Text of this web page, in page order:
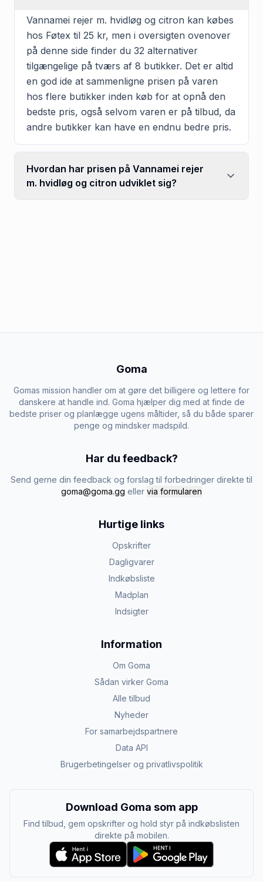
Vannamei rejer m. hvidløg og citron kan købes
hos Føtex til 25 kr, men i oversigten ovenover
på denne side finder du 32 alternativer
tilgængelige på tværs af 8 butikker. Det er altid
en god ide at sammenligne prisen på varen
hos flere butikker inden køb for at opnå den
bedste pris, også selvom varen er på tilbud, da
andre butikker kan have en endnu bedre pris.
Hvordan har prisen på Vannamei rejer
m. hvidløg og citron udviklet sig?
Goma
Gomas mission handler om at gøre det billigere og lettere for
danskere at handle ind. Goma hjælper dig med at finde de
bedste priser og planlægge ugens måltider, så du både sparer
penge og mindsker madspild.
Har du feedback?
Send gerne din feedback og forslag til forbedringer direkte til
goma@goma.gg eller via formularen
Hurtige links
Opskrifter
Dagligvarer
Indkøbsliste
Madplan
Indsigter
Information
Om Goma
Sådan virker Goma
Alle tilbud
Nyheder
For samarbejdspartnere
Data API
Brugerbetingelser og privatlivspolitik
Download Goma som app
Find tilbud, gem opskrifter og hold styr på indkøbslisten
direkte på mobilen.